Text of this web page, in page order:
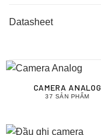
Datasheet
CAMERA ANALOG
37 SẢN PHẨM